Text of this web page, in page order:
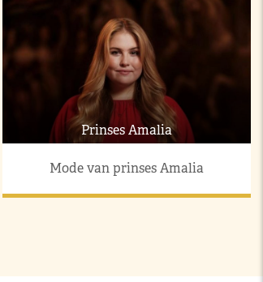
Prinses Amalia
Mode van prinses Amalia